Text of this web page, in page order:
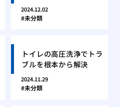
2024.12.02
未分類
トイレの高圧洗浄でトラ
ブルを根本から解決
2024.11.29
未分類